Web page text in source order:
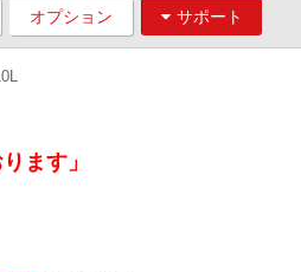
オプション サポート
ます」